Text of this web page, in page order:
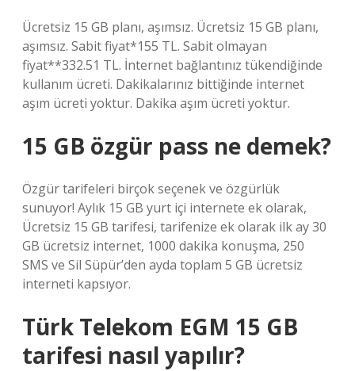
Ücretsiz 15 GB planı, aşımsız. Ücretsiz 15 GB planı,
aşımsız. Sabit fiyat*155 TL. Sabit olmayan
fiyat**332.51 TL. İnternet bağlantınız tükendiğinde
kullanım ücreti. Dakikalarınız bittiğinde internet
aşım ücreti yoktur. Dakika aşım ücreti yoktur.
15 GB özgür pass ne demek?
​​​​​​​​​​​​​​Özgür tarifeleri birçok seçenek ve özgürlük
sunuyor! Aylık 15 GB yurt içi internete ek olarak,
Ücretsiz 15 GB tarifesi, tarifenize ek olarak ilk ay 30
GB ücretsiz internet, 1000 dakika konuşma, 250
SMS ve Sil Süpür’den ayda toplam 5 GB ücretsiz
interneti kapsıyor.
Türk Telekom EGM 15 GB
tarifesi nasıl yapılır?